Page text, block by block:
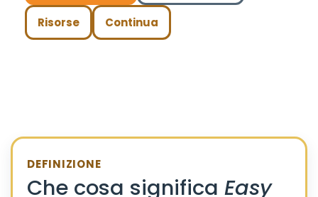
Risorse Continua
DEFINIZIONE
Che cosa significa Easy